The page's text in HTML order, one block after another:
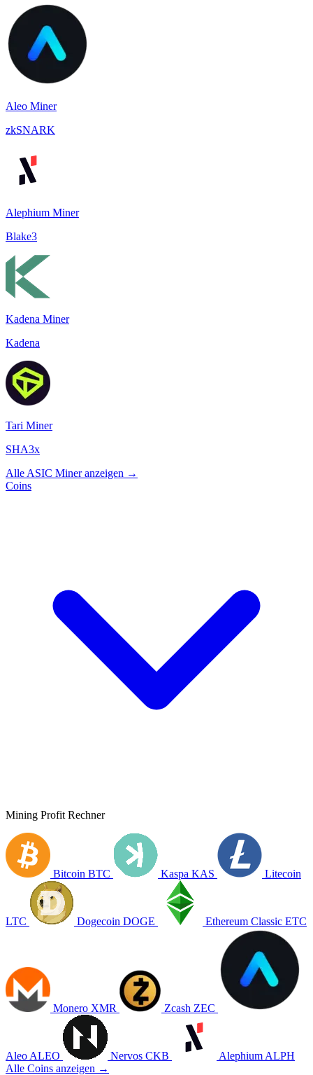
Aleo Miner
zkSNARK
Alephium Miner
Blake3
Kadena Miner
Kadena
Tari Miner
SHA3x
Alle ASIC Miner anzeigen →
Coins
Mining Profit Rechner
Bitcoin BTC Kaspa KAS Litecoin
LTC Dogecoin DOGE Ethereum Classic ETC
Monero XMR Zcash ZEC
Aleo ALEO Nervos CKB Alephium ALPH
Alle Coins anzeigen →